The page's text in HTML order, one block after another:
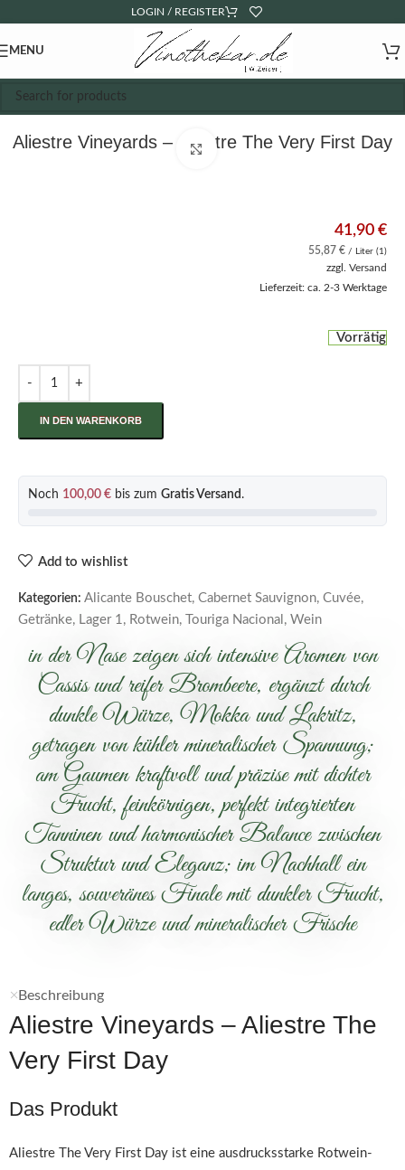
LOGIN / REGISTER
MENU
Aliestre Vineyards – Aliestre The Very First Day
Click to enlarge
41,90 €
55,87 € / Liter (1)
zzgl. Versand
Lieferzeit: ca. 2-3 Werktage
Vorrätig
IN DEN WARENKORB
Noch 100,00 € bis zum Gratis Versand .
Add to wishlist
Kategorien: Alicante Bouschet, Cabernet Sauvignon, Cuvée,
Getränke, Lager 1, Rotwein, Touriga Nacional , Wein
in der Nase zeigen sich intensive Aromen von
Cassis und reifer Brombeere, ergänzt durch
dunkle Würze, Mokka und Lakritz,
getragen von kühler mineralischer Spannung;
am Gaumen kraftvoll und präzise mit dichter
Frucht, feinkörnigen, perfekt integrierten
Tanninen und harmonischer Balance zwischen
Struktur und Eleganz; im Nachhall ein
langes, souveränes Finale mit dunkler Frucht,
edler Würze und mineralischer Frische
Beschreibung
Aliestre Vineyards – Aliestre The
Very First Day
Das Produkt
Aliestre The Very First Day ist eine ausdrucksstarke Rotwein-